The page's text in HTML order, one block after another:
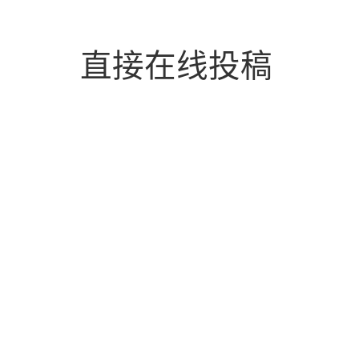
直接在线投稿